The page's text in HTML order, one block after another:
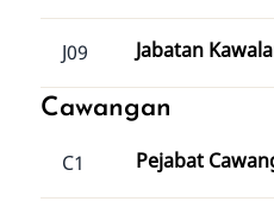
J09 Jabatan
Cawangan
C1 Pejabat